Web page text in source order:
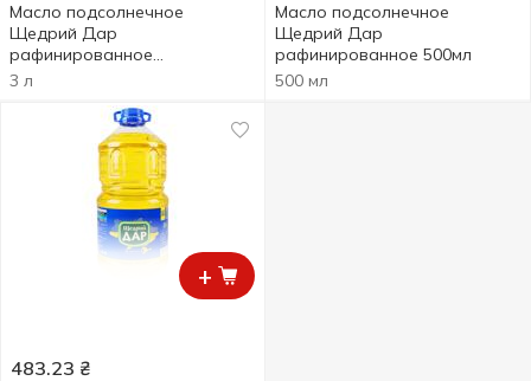
Масло подсолнечное
Щедрий Дар
рафинированное
дезодорированное 3л
3 л
Масло подсолнечное
Щедрий Дар
рафинированное 500мл
500 мл
+
483.23 ₴